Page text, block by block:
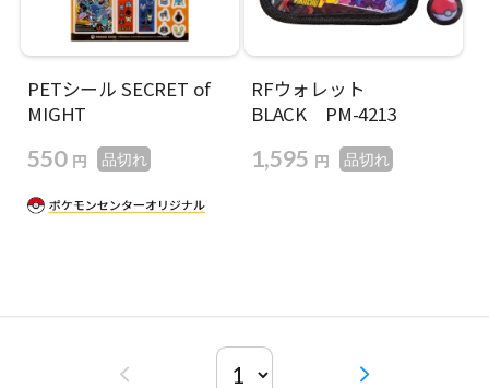
PETシール SECRET of
MIGHT
550 円 品切れ
RFウォレット
BLACK PM-4213
1,595 円 品切れ